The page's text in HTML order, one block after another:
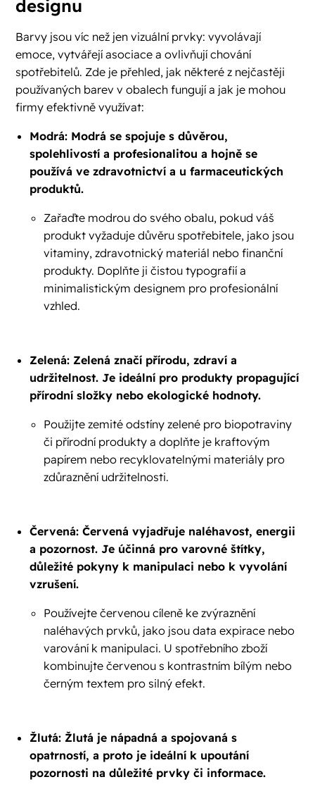
designu
Barvy jsou víc než jen vizuální prvky: vyvolávají
emoce, vytvářejí asociace a ovlivňují chování
spotřebitelů. Zde je přehled, jak některé z nejčastěji
používaných barev v obalech fungují a jak je mohou
firmy efektivně využívat:
Modrá: Modrá se spojuje s důvěrou,
spolehlivostí a profesionalitou a hojně se
používá ve zdravotnictví a u farmaceutických
produktů.
Zařaďte modrou do svého obalu, pokud váš
produkt vyžaduje důvěru spotřebitele, jako jsou
vitaminy, zdravotnický materiál nebo finanční
produkty. Doplňte ji čistou typografií a
minimalistickým designem pro profesionální
vzhled.
Zelená: Zelená značí přírodu, zdraví a
udržitelnost. Je ideální pro produkty propagující
přírodní složky nebo ekologické hodnoty.
Použijte zemité odstíny zelené pro biopotraviny
či přírodní produkty a doplňte je kraftovým
papírem nebo recyklovatelnými materiály pro
zdůraznění udržitelnosti.
Červená: Červená vyjadřuje naléhavost, energii
a pozornost. Je účinná pro varovné štítky,
důležité pokyny k manipulaci nebo k vyvolání
vzrušení.
Používejte červenou cíleně ke zvýraznění
naléhavých prvků, jako jsou data expirace nebo
varování k manipulaci. U spotřebního zboží
kombinujte červenou s kontrastním bílým nebo
černým textem pro silný efekt.
Žlutá: Žlutá je nápadná a spojovaná s
opatrností, a proto je ideální k upoutání
pozornosti na důležité prvky či informace.